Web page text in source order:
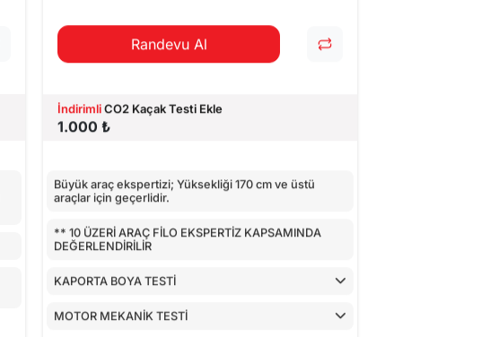
Randevu Al
İndirimliCO2 Kaçak Testi Ekle
1.000 ₺
Büyük araç ekspertizi; Yüksekliği 170 cm ve üstü
araçlar için geçerlidir.
** 10 ÜZERİ ARAÇ FİLO EKSPERTİZ KAPSAMINDA
DEĞERLENDİRİLİR
KAPORTA BOYA TESTİ
MOTOR MEKANİK TESTİ